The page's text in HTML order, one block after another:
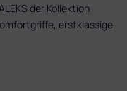
der Kollektion
erstklassige